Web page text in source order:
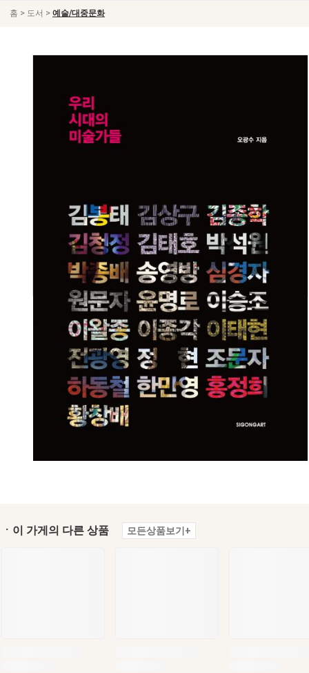
홈 > 도서 > 예술/대중문화
ㆍ이 가게의 다른 상품 모든상품보기+